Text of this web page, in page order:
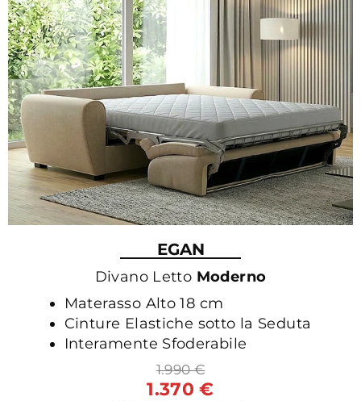
EGAN
Divano Letto Moderno
Materasso Alto 18 cm
Cinture Elastiche sotto la Seduta
Interamente Sfoderabile
1.990 €
1.370 €